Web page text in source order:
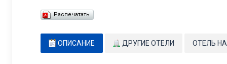
Распечатать
ОПИСАНИЕ ДРУГИЕ ОТЕЛИ ОТЕЛЬ